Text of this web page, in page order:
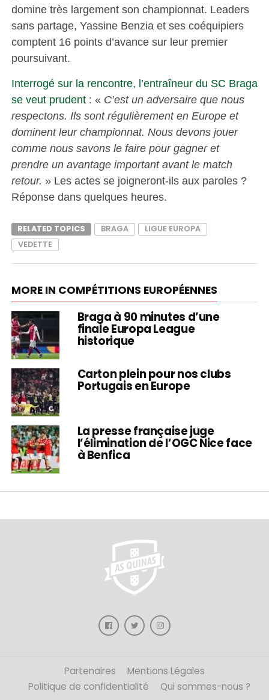
domine très largement son championnat. Leaders
sans partage, Yassine Benzia et ses coéquipiers
comptent 16 points d’avance sur leur premier
poursuivant.
Interrogé sur la rencontre, l’entraîneur du SC Braga
se veut prudent: « C’est un adversaire que nous
respectons. Ils sont régulièrement en Europe et
dominent leur championnat. Nous devons jouer
comme nous savons le faire pour gagner et
prendre un avantage important avant le match
retour. » Les actes se joigneront-ils aux paroles ?
Réponse dans quelques heures.
RELATED TOPICS BRAGA
LIGUE EUROPA
VEDETTE
MORE IN COMPÉTITIONS EUROPÉENNES
Braga à 90 minutes d’une
finale Europa League
historique
Carton plein pour nos clubs
Portugais en Europe
La presse française juge
l’élimination de l’OGC Nice face
à Benfica
Partenaires
Mentions Légales
Politique de confidentialité
Qui sommes-nous ?